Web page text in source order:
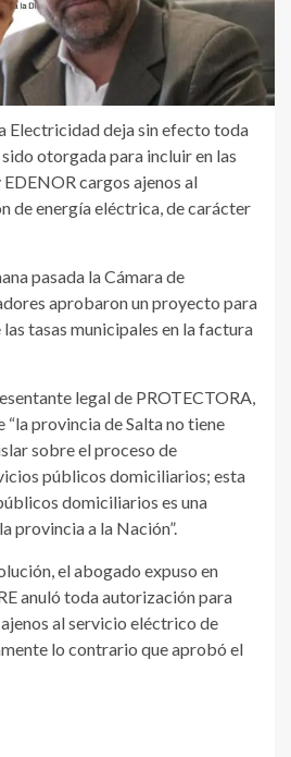
Electricidad deja sin efecto toda
otorgada para incluir en las
cargos ajenos al
de energía eléctrica, de carácter
pasada la Cámara de
aprobaron un proyecto para
tasas municipales en la factura
legal de PROTECTORA,
provincia de Salta no tiene
sobre el proceso de
públicos domiciliarios; esta
domiciliarios es una
provincia a la Nación”.
el abogado expuso en
anuló toda autorización para
al servicio eléctrico de
lo contrario que aprobó el